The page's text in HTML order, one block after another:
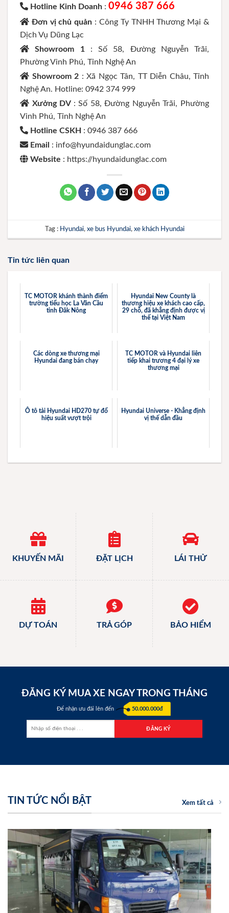
Hotline Kinh Doanh : 0946 387 666
Đơn vị chủ quản : Công Ty TNHH Thương Mại &
Dịch Vụ Dũng Lạc
Showroom 1 : Số 58, Đường Nguyễn Trãi,
Phường Vinh Phú, Tỉnh Nghệ An
Showroom 2 : Xã Ngọc Tân, TT Diễn Châu, Tỉnh
Nghệ An. Hotline: 0942 374 999
Xưởng DV : Số 58, Đường Nguyễn Trãi, Phường
Vinh Phú, Tỉnh Nghệ An
Hotline CSKH : 0946 387 666
Email : info@hyundaidunglac.com
Website : https://hyundaidunglac.com
Tag : Hyundai, xe bus Hyundai, xe khách Hyundai
Tin tức liên quan
TC MOTOR khánh thành điểm
trường tiểu học La Văn Cầu
tỉnh Đăk Nông
Hyundai New County là
thương hiệu xe khách cao cấp,
29 chỗ, đã khẳng định được vị
thế tại Việt Nam
Các dòng xe thương mại
Hyundai đang bán chạy
TC MOTOR và Hyundai liên
tiếp khai trương 4 đại lý xe
thương mại
Ô tô tải Hyundai HD270 tự đổ
hiệu suất vượt trội
Hyundai Universe - Khẳng định
vị thế dẫn đầu
KHUYẾN MÃI ĐẶT LỊCH LÁI THỬ
DỰ TOÁN TRẢ GÓP BẢO HIỂM
ĐĂNG KÝ MUA XE NGAY TRONG THÁNG
Để nhận ưu đãi lên đến 50.000.000đ
TIN TỨC NỔI BẬT Xem tất cả